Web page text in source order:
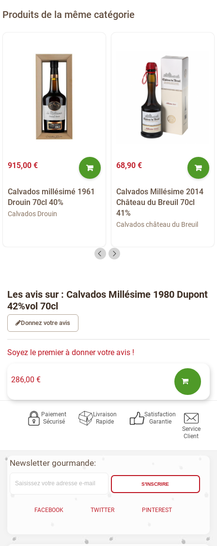
Produits de la même catégorie
915,00 €
Calvados millésimé 1961
Drouin 70cl 40%
Calvados Drouin
68,90 €
Calvados Millésime 2014
Château du Breuil 70cl
41%
Calvados château du Breuil
Les avis sur : Calvados Millésime 1980 Dupont
42%vol 70cl
Donnez votre avis
Soyez le premier à donner votre avis !
286,00 €
Paiement
Sécurisé
Livraison
Rapide
Satisfaction
Garantie
Service
Client
Newsletter gourmande:
S'INSCRIRE
FACEBOOK TWITTER PINTEREST